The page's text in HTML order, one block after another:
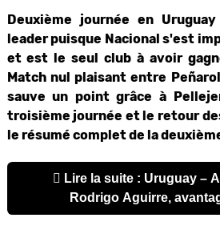
Deuxième journée en
leader puisque Nacional s'est
et est le seul club à avoir
Match nul plaisant entre
sauve un point grâce à
troisième journée et le retour
le résumé complet de la
Rodrigo Aguirre,